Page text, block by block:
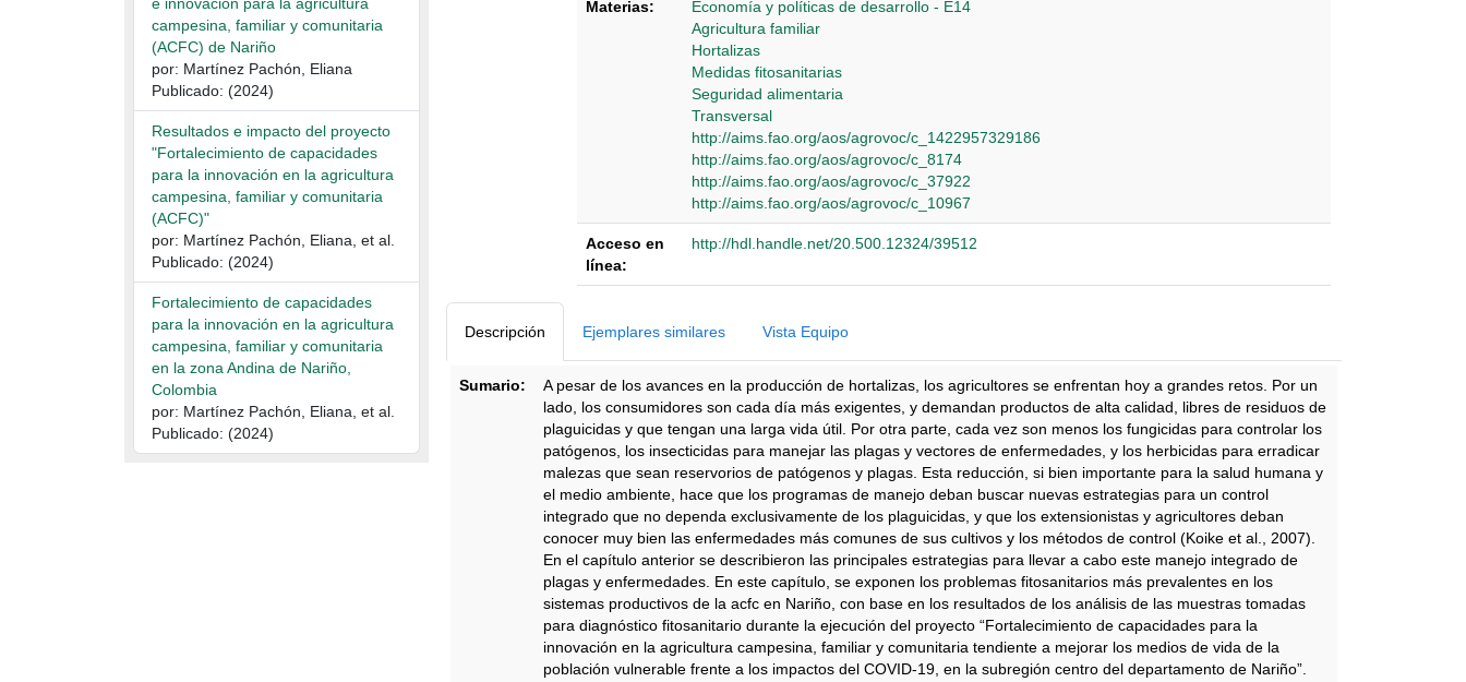
Materias:
Economía y políticas de desarrollo - E14
Agricultura familiar
Hortalizas
Medidas fitosanitarias
Seguridad alimentaria
Transversal
http://aims.fao.org/aos/agrovoc/c_1422957329186
http://aims.fao.org/aos/agrovoc/c_8174
http://aims.fao.org/aos/agrovoc/c_37922
http://aims.fao.org/aos/agrovoc/c_10967
Acceso en
línea:
http://hdl.handle.net/20.500.12324/39512
Descripción Ejemplares similares Vista Equipo
Sumario:
A pesar de los avances en la producción de hortalizas, los agricultores se enfrentan hoy a grandes retos. Por un
lado, los consumidores son cada día más exigentes, y demandan productos de alta calidad, libres de residuos de
plaguicidas y que tengan una larga vida útil. Por otra parte, cada vez son menos los fungicidas para controlar los
patógenos, los insecticidas para manejar las plagas y vectores de enfermedades, y los herbicidas para erradicar
malezas que sean reservorios de patógenos y plagas. Esta reducción, si bien importante para la salud humana y
el medio ambiente, hace que los programas de manejo deban buscar nuevas estrategias para un control
integrado que no dependa exclusivamente de los plaguicidas, y que los extensionistas y agricultores deban
conocer muy bien las enfermedades más comunes de sus cultivos y los métodos de control (Koike et al., 2007).
En el capítulo anterior se describieron las principales estrategias para llevar a cabo este manejo integrado de
plagas y enfermedades. En este capítulo, se exponen los problemas fitosanitarios más prevalentes en los
sistemas productivos de la acfc en Nariño, con base en los resultados de los análisis de las muestras tomadas
para diagnóstico fitosanitario durante la ejecución del proyecto “Fortalecimiento de capacidades para la
innovación en la agricultura campesina, familiar y comunitaria tendiente a mejorar los medios de vida de la
población vulnerable frente a los impactos del COVID-19, en la subregión centro del departamento de Nariño”.
e innovación para la agricultura
campesina, familiar y comunitaria
(ACFC) de Nariño
por: Martínez Pachón, Eliana
Publicado: (2024)
Resultados e impacto del proyecto
"Fortalecimiento de capacidades
para la innovación en la agricultura
campesina, familiar y comunitaria
(ACFC)"
por: Martínez Pachón, Eliana, et al.
Publicado: (2024)
Fortalecimiento de capacidades
para la innovación en la agricultura
campesina, familiar y comunitaria
en la zona Andina de Nariño,
Colombia
por: Martínez Pachón, Eliana, et al.
Publicado: (2024)